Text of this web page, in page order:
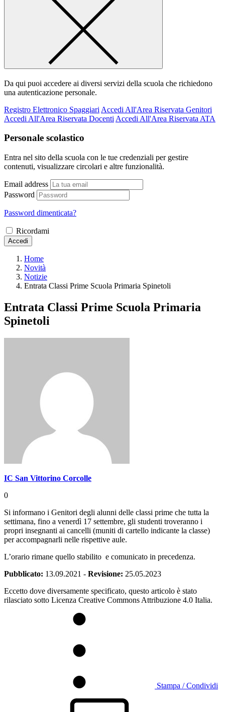
Da qui puoi accedere ai diversi servizi della scuola che richiedono
una autenticazione personale.
Registro Elettronico Spaggiari Accedi All'Area Riservata Genitori
Accedi All'Area Riservata Docenti Accedi All'Area Riservata ATA
Personale scolastico
Entra nel sito della scuola con le tue credenziali per gestire
contenuti, visualizzare circolari e altre funzionalità.
Email address
Password
Password dimenticata?
Ricordami
Accedi
Home
Novità
Notizie
Entrata Classi Prime Scuola Primaria Spinetoli
Entrata Classi Prime Scuola Primaria
Spinetoli
IC San Vittorino Corcolle
0
Si informano i Genitori degli alunni delle classi prime che tutta la
settimana, fino a venerdì 17 settembre, gli studenti troveranno i
propri insegnanti ai cancelli (muniti di cartello indicante la classe)
per accompagnarli nelle rispettive aule.
L’orario rimane quello stabilito e comunicato in precedenza.
Pubblicato: 13.09.2021 - Revisione: 25.05.2023
Eccetto dove diversamente specificato, questo articolo è stato
rilasciato sotto Licenza Creative Commons Attribuzione 4.0 Italia.
Stampa / Condividi